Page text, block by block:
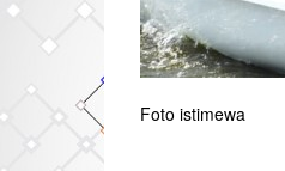
Foto istimewa